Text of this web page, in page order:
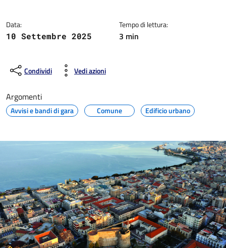
Data:
10 Settembre 2025
Tempo di lettura:
3 min
Condividi Vedi azioni
Argomenti
Avvisi e bandi di gara Comune Edificio urbano